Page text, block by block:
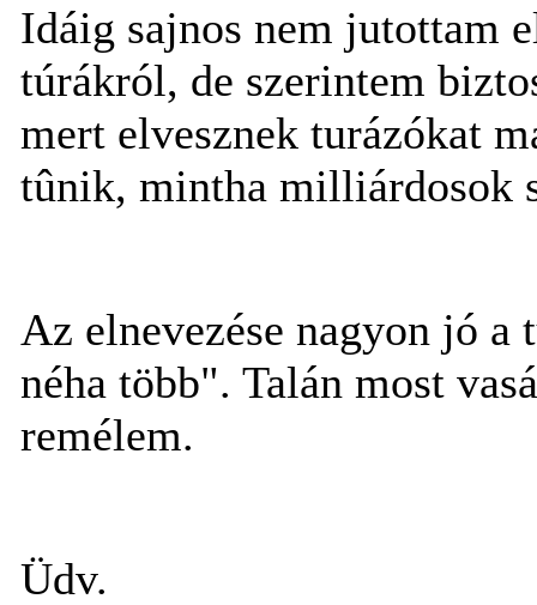
Idáig sajnos nem jutottam
túrákról, de szerintem
mert elvesznek turázókat
tûnik, mintha milliárdosok
Az elnevezése nagyon jó
néha több". Talán most
remélem.
Üdv.